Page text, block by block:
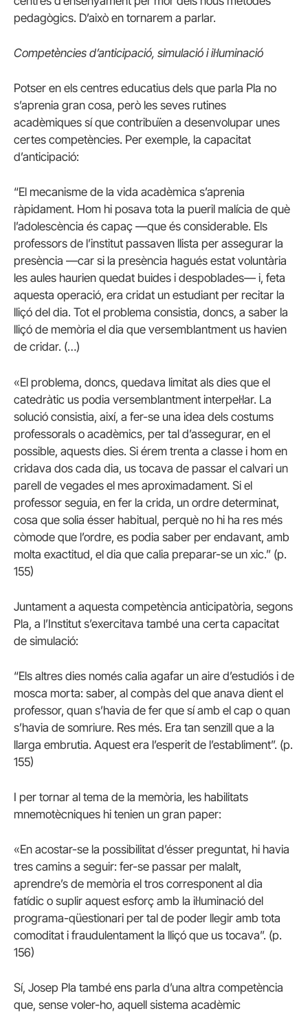
pedagògics. D’això en tornarem a parlar.
Competències d’anticipació, simulació i il·luminació
Potser en els centres educatius dels que parla Pla no
s’aprenia gran cosa, però les seves rutines
acadèmiques sí que contribuïen a desenvolupar unes
certes competències. Per exemple, la capacitat
d’anticipació:
“El mecanisme de la vida acadèmica s’aprenia
ràpidament. Hom hi posava tota la pueril malícia de què
l’adolescència és capaç —que és considerable. Els
professors de l’institut passaven llista per assegurar la
presència —car si la presència hagués estat voluntària
les aules haurien quedat buides i despoblades— i, feta
aquesta operació, era cridat un estudiant per recitar la
lliçó del dia. Tot el problema consistia, doncs, a saber la
lliçó de memòria el dia que versemblantment us havien
de cridar. (…)
«El problema, doncs, quedava limitat als dies que el
catedràtic us podia versemblantment interpel·lar. La
solució consistia, així, a fer-se una idea dels costums
professorals o acadèmics, per tal d’assegurar, en el
possible, aquests dies. Si érem trenta a classe i hom en
cridava dos cada dia, us tocava de passar el calvari un
parell de vegades el mes aproximadament. Si el
professor seguia, en fer la crida, un ordre determinat,
cosa que solia ésser habitual, perquè no hi ha res més
còmode que l’ordre, es podia saber per endavant, amb
molta exactitud, el dia que calia preparar-se un xic.” (p.
155)
Juntament a aquesta competència anticipatòria, segons
Pla, a l’Institut s’exercitava també una certa capacitat
de simulació:
“Els altres dies només calia agafar un aire d’estudiós i de
mosca morta: saber, al compàs del que anava dient el
professor, quan s’havia de fer que sí amb el cap o quan
s’havia de somriure. Res més. Era tan senzill que a la
llarga embrutia. Aquest era l’esperit de l’establiment”. (p.
155)
I per tornar al tema de la memòria, les habilitats
mnemotècniques hi tenien un gran paper:
«En acostar-se la possibilitat d’ésser preguntat, hi havia
tres camins a seguir: fer-se passar per malalt,
aprendre’s de memòria el tros corresponent al dia
fatídic o suplir aquest esforç amb la il·luminació del
programa-qüestionari per tal de poder llegir amb tota
comoditat i fraudulentament la lliçó que us tocava”. (p.
156)
Sí, Josep Pla també ens parla d’una altra competència
que, sense voler-ho, aquell sistema acadèmic